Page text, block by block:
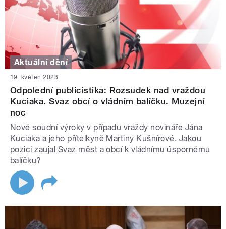
Aktuální dění
19. květen 2023
Odpolední publicistika: Rozsudek nad vraždou
Kuciaka. Svaz obcí o vládním balíčku. Muzejní
noc
Nové soudní výroky v případu vraždy novináře Jána
Kuciaka a jeho přítelkyně Martiny Kušnírové. Jakou
pozici zaujal Svaz měst a obcí k vládnímu úspornému
balíčku?